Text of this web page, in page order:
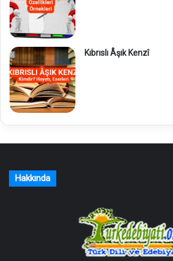
Kıbrıslı Âşık Kenzî
Hakkında